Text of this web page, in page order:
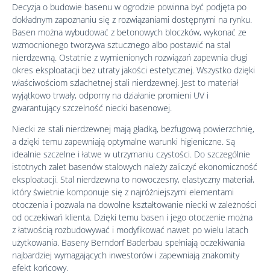
Decyzja o budowie basenu w ogrodzie powinna być podjęta po
dokładnym zapoznaniu się z rozwiązaniami dostępnymi na rynku.
Basen można wybudować z betonowych bloczków, wykonać ze
wzmocnionego tworzywa sztucznego albo postawić na stal
nierdzewną. Ostatnie z wymienionych rozwiązań zapewnia długi
okres eksploatacji bez utraty jakości estetycznej. Wszystko dzięki
właściwościom szlachetnej stali nierdzewnej. Jest to materiał
wyjątkowo trwały, odporny na działanie promieni UV i
gwarantujący szczelność niecki basenowej.
Niecki ze stali nierdzewnej mają gładką, bezfugową powierzchnię,
a dzięki temu zapewniają optymalne warunki higieniczne. Są
idealnie szczelne i łatwe w utrzymaniu czystości. Do szczególnie
istotnych zalet basenów stalowych należy zaliczyć ekonomiczność
eksploatacji. Stal nierdzewna to nowoczesny, elastyczny materiał,
który świetnie komponuje się z najróżniejszymi elementami
otoczenia i pozwala na dowolne kształtowanie niecki w zależności
od oczekiwań klienta. Dzięki temu basen i jego otoczenie można
z łatwością rozbudowywać i modyfikować nawet po wielu latach
użytkowania. Baseny Berndorf Baderbau spełniają oczekiwania
najbardziej wymagających inwestorów i zapewniają znakomity
efekt końcowy.